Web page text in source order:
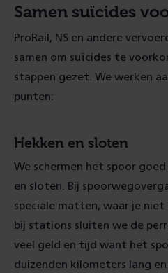
Samen suïcides
ProRail, NS en andere
samen om suïcides te
stappen gezet. We werken
punten:
Hekken en sloten
We schermen het spoor
en sloten. Bij
speciale matten, waar je niet
bij stations sluiten we de
veel geld en tijd want het
duizenden kilometers lang